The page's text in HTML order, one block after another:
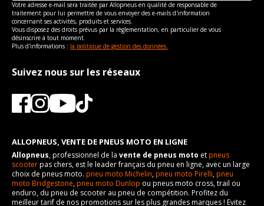
Votre adresse e-mail sera traitée par Allopneus en qualité de responsable de
traitement pour lui permettre de vous envoyer des e-mails d'information
concernant ses activités, produits et services.
Vous disposez des droits prévus par la règlementation, en particulier de vous
désinscrire à tout moment.
Plus d'informations : la politique de gestion des données.
Suivez nous sur les réseaux
ALLOPNEUS, VENTE DE PNEUS MOTO EN LIGNE
Allopneus, professionnel de la vente de pneus moto etpneus
scooterpas chers, est le leader français du pneu en ligne, avec un large
choix de pneus moto. pneu moto Michelin,pneu moto Pirelli,pneu
moto Bridgestone,pneu moto Dunlop ou pneus moto cross, trail ou
enduro, du pneu de scooter au pneu de compétition. Profitez du
meilleur tarif de nos promotions sur les plus grandes marques ! Evitez